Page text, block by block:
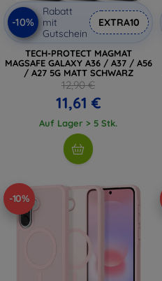
-10%
Rabatt
mit
Gutschein
EXTRA10
TECH-PROTECT MAGMAT
MAGSAFE GALAXY A36 / A37 / A56
/ A27 5G MATT SCHWARZ
12,90 €
11,61 €
Auf Lager > 5 Stk.
-10%